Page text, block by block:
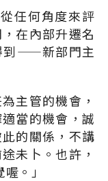
任何角度來評
在內部升遷名
到——新部門主
主管的機會，
當的機會，誠
的關係，不講
未卜。也許，
。」